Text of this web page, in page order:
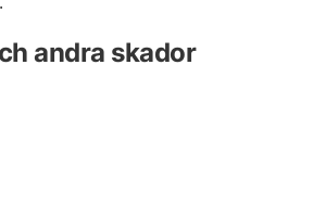
andra skador